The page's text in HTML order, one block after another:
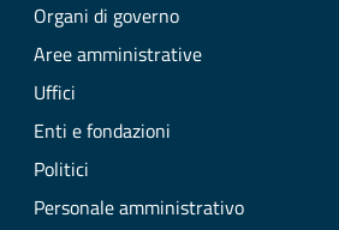
Organi di governo
Aree amministrative
Uffici
Enti e fondazioni
Politici
Personale amministrativo